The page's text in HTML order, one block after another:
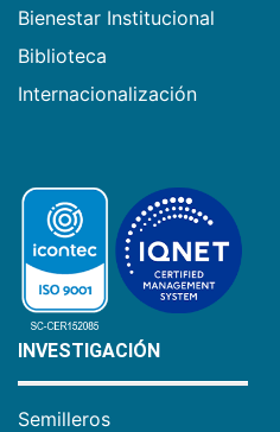
Bienestar Institucional
Biblioteca
Internacionalización
INVESTIGACIÓN
Semilleros